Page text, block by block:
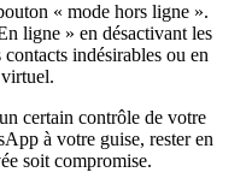
« mode hors ligne ».
ligne » en désactivant les
indésirables ou en
certain contrôle de votre
à votre guise, rester en
soit compromise.